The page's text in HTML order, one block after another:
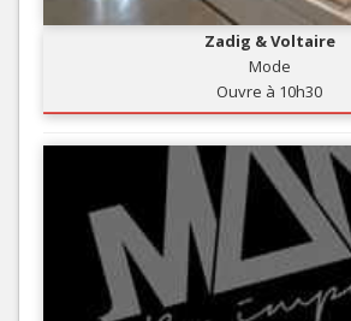
Zadig & Voltaire
Mode
Ouvre à 10h30